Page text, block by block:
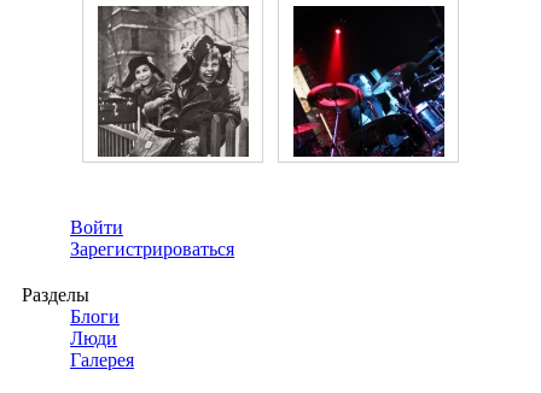
Войти
Зарегистрироваться
Разделы
Блоги
Люди
Галерея